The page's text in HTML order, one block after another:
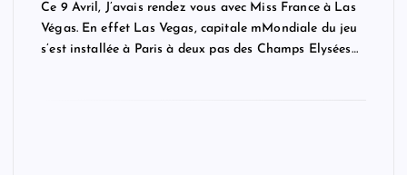
Ce 9 Avril, J’avais rendez vous avec Miss France à Las
Végas. En effet Las Vegas, capitale mMondiale du jeu
s’est installée à Paris à deux pas des Champs Elysées…